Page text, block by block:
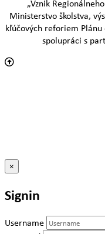
„Vznik
Ministerstvo školstva,
kľúčových reforiem Plánu
spolupráci s
×
Signin
Username